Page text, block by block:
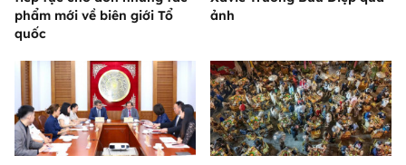
phẩm mới về biên giới Tổ
quốc
ảnh